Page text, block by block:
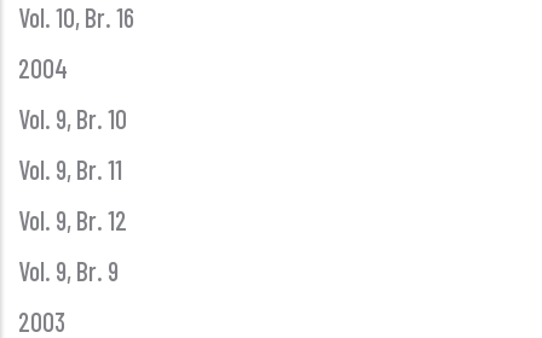
Vol. 10, Br. 16
2004
Vol. 9, Br. 10
Vol. 9, Br. 11
Vol. 9, Br. 12
Vol. 9, Br. 9
2003